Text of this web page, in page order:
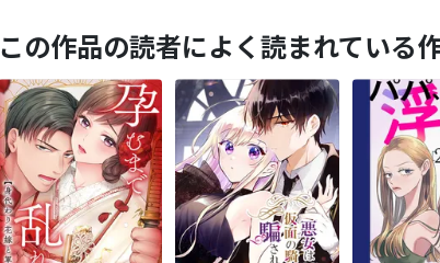
この作品の読者によく読まれている